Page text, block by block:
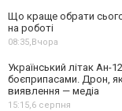
Що краще обрати
на роботі
08:35,Вчора
Український літак Ан-
боєприпасами. Дрон,
виявлення — медіа
15:15,6 серпня